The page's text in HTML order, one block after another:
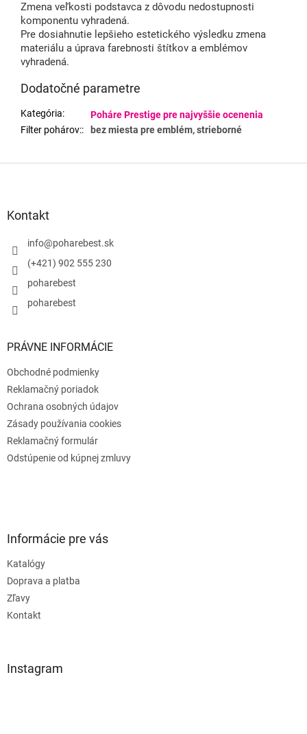
Zmena veľkosti podstavca z dôvodu nedostupnosti
komponentu vyhradená.
Pre dosiahnutie lepšieho estetického výsledku zmena
materiálu a úprava farebnosti štítkov a emblémov
vyhradená.
Dodatočné parametre
Kategória:
Poháre Prestige pre najvyššie ocenenia
Filter pohárov:: bez miesta pre emblém, strieborné
Kontakt
info@poharebest.sk
(+421) 902 555 230
poharebest
poharebest
PRÁVNE INFORMÁCIE
Obchodné podmienky
Reklamačný poriadok
Ochrana osobných údajov
Zásady používania cookies
Reklamačný formulár
Odstúpenie od kúpnej zmluvy
Informácie pre vás
Katalógy
Doprava a platba
Zľavy
Kontakt
Instagram